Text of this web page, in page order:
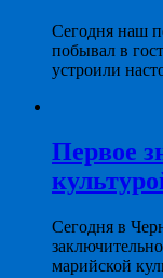
Сегодня наш
побывал в
устроили
Первое
Сегодня в
марийской